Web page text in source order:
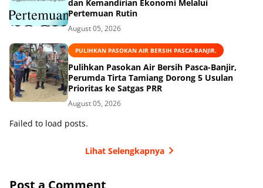
dan Kemandirian Ekonomi Melalui
Pertemuan Rutin
August 05, 2026
PULIHKAN PASOKAN AIR BERSIH PASCA-BANJIR.
Pulihkan Pasokan Air Bersih Pasca-Banjir,
Perumda Tirta Tamiang Dorong 5 Usulan
Prioritas ke Satgas PRR
August 05, 2026
Failed to load posts.
Lihat Selengkapnya